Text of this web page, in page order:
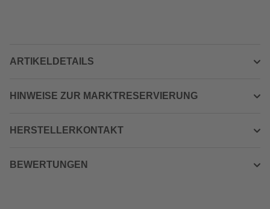
ARTIKELDETAILS
HINWEISE ZUR MARKTRESERVIERUNG
HERSTELLERKONTAKT
BEWERTUNGEN